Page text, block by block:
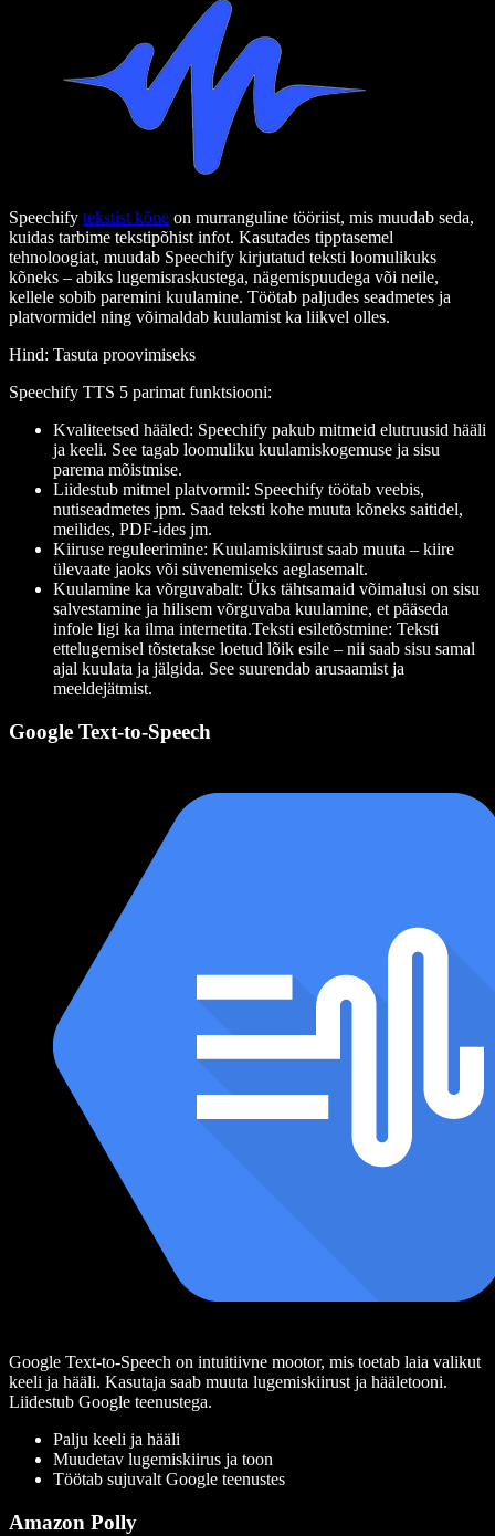
Speechify tekstist kõne on murranguline tööriist, mis muudab seda,
kuidas tarbime tekstipõhist infot. Kasutades tipptasemel
tehnoloogiat, muudab Speechify kirjutatud teksti loomulikuks
kõneks – abiks lugemisraskustega, nägemispuudega või neile,
kellele sobib paremini kuulamine. Töötab paljudes seadmetes ja
platvormidel ning võimaldab kuulamist ka liikvel olles.
Hind: Tasuta proovimiseks
Speechify TTS 5 parimat funktsiooni:
Kvaliteetsed hääled: Speechify pakub mitmeid elutruusid hääli
ja keeli. See tagab loomuliku kuulamiskogemuse ja sisu
parema mõistmise.
Liidestub mitmel platvormil: Speechify töötab veebis,
nutiseadmetes jpm. Saad teksti kohe muuta kõneks saitidel,
meilides, PDF-ides jm.
Kiiruse reguleerimine: Kuulamiskiirust saab muuta – kiire
ülevaate jaoks või süvenemiseks aeglasemalt.
Kuulamine ka võrguvabalt: Üks tähtsamaid võimalusi on sisu
salvestamine ja hilisem võrguvaba kuulamine, et pääseda
infole ligi ka ilma internetita.Teksti esiletõstmine: Teksti
ettelugemisel tõstetakse loetud lõik esile – nii saab sisu samal
ajal kuulata ja jälgida. See suurendab arusaamist ja
meeldejätmist.
Google Text-to-Speech
Google Text-to-Speech on intuitiivne mootor, mis toetab laia valikut
keeli ja hääli. Kasutaja saab muuta lugemiskiirust ja hääletooni.
Liidestub Google teenustega.
Palju keeli ja hääli
Muudetav lugemiskiirus ja toon
Töötab sujuvalt Google teenustes
Amazon Polly